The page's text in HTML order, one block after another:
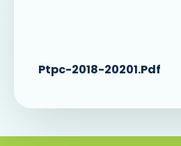
Ptpc-2018-20201.pdf